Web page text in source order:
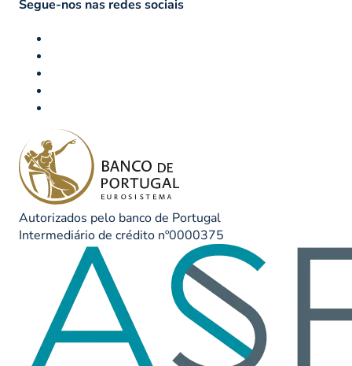
Segue-nos nas redes sociais
Autorizados pelo banco de Portugal
Intermediário de crédito nº0000375